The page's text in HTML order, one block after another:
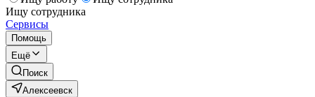
Ищу сотрудника
Сервисы
Помощь
Ещё
Поиск
Алексеевск